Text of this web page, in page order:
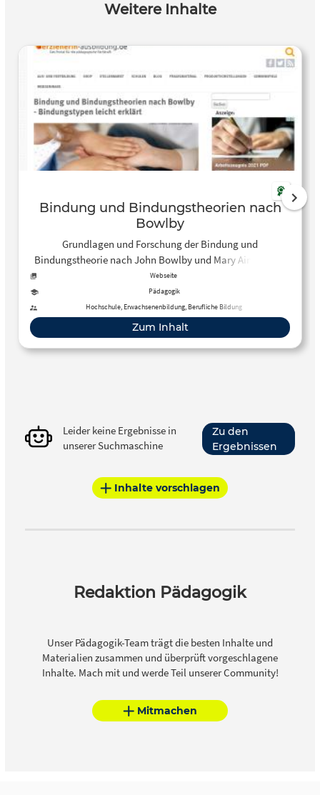
Weitere Inhalte
Bindung und Bindungstheorien nach
Bowlby
Grundlagen und Forschung der Bindung und
Bindungstheorie nach John Bowlby und Mary Ainsworth.
Die Bindungstypen leicht erklärt.
Webseite
Pädagogik
Hochschule, Erwachsenenbildung, Berufliche Bildung
Zum Inhalt
Leider keine Ergebnisse in
unserer Suchmaschine
Zu den
Ergebnissen
Inhalte vorschlagen
Redaktion Pädagogik
Unser Pädagogik-Team trägt die besten Inhalte und
Materialien zusammen und überprüft vorgeschlagene
Inhalte. Mach mit und werde Teil unserer Community!
Mitmachen